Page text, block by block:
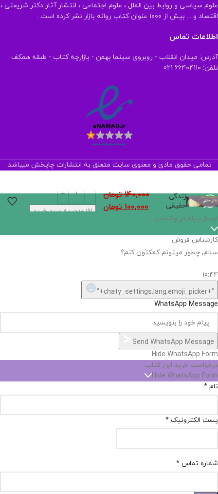
علوم سیاسی و روابط بین الملل ، علوم اجتماعی ، انتشار آثار دکتر شریعتی ،
اقتصاد و ... بیش از ۱۰۰۰ عنوان کتاب روانه بازار نشر کرده است .
اطلاعات تماس
آدرس: میدان انقلاب - روبروی سینما بهمن - بازارچه کتاب - طبقه همکف
تلفن: ۶۶۴۰۴۱۱۰ 021
تمامی حقوق مادی و معنوی سایت متعلق به انتشارات چاپخش میباشد.
زندگی
حقیقی
140,000 تومان
100,000 تومان افزودن به سبد خرید
ارسال پیام در واتساپ
کارشناس فروش
سلام, چطور میتونم کمکتون کنم؟
10:44
"+chaty_settings.lang.emoji_picker+"
WhatsApp Message
Send WhatsApp Message
Hide WhatsApp Form
درخواست خرید این کتاب
Hide WhatsApp Form
نام *
پست الکترونیک *
شماره تماس *